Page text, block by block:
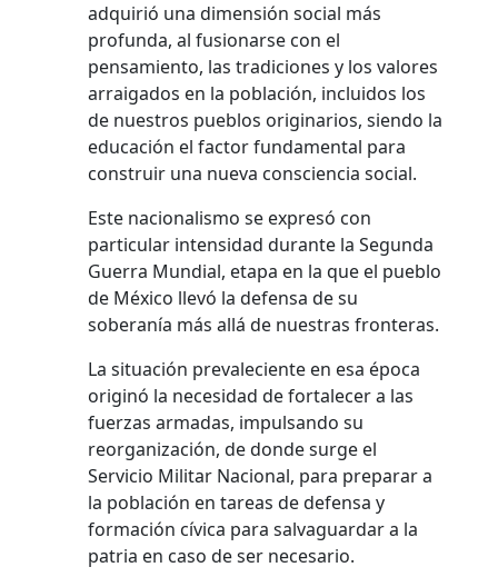
adquirió una dimensión social más
profunda, al fusionarse con el
pensamiento, las tradiciones y los valores
arraigados en la población, incluidos los
de nuestros pueblos originarios, siendo la
educación el factor fundamental para
construir una nueva consciencia social.
Este nacionalismo se expresó con
particular intensidad durante la Segunda
Guerra Mundial, etapa en la que el pueblo
de México llevó la defensa de su
soberanía más allá de nuestras fronteras.
La situación prevaleciente en esa época
originó la necesidad de fortalecer a las
fuerzas armadas, impulsando su
reorganización, de donde surge el
Servicio Militar Nacional, para preparar a
la población en tareas de defensa y
formación cívica para salvaguardar a la
patria en caso de ser necesario.